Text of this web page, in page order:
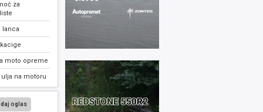
za
lanca
moto opreme
na motoru
oglas